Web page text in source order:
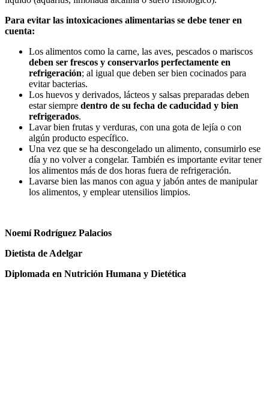
Para evitar las intoxicaciones alimentarias se debe tener en
cuenta:
Los alimentos como la carne, las aves, pescados o mariscos
deben ser frescos y conservarlos perfectamente en
refrigeración; al igual que deben ser bien cocinados para
evitar bacterias.
Los huevos y derivados, lácteos y salsas preparadas deben
estar siempre dentro de su fecha de caducidad y bien
refrigerados.
Lavar bien frutas y verduras, con una gota de lejía o con
algún producto específico.
Una vez que se ha descongelado un alimento, consumirlo ese
día y no volver a congelar. También es importante evitar tener
los alimentos más de dos horas fuera de refrigeración.
Lavarse bien las manos con agua y jabón antes de manipular
los alimentos, y emplear utensilios limpios.
Noemí Rodríguez Palacios
Dietista de Adelgar
Diplomada en Nutrición Humana y Dietética